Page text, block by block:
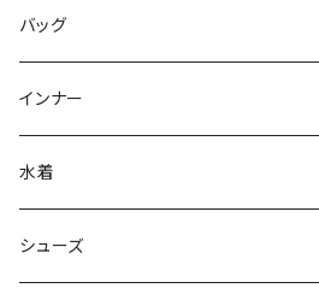
パーカー
スウェット/トレーナー
その他
その他
チュニック
レギンス
その他
オールインワン
その他
その他
スカートスーツ
その他
ミニ/ショート
ミディアム/ミモレ
ロング/マキシ
袖付き
バッグ
サブバッグ
クラッチバッグ
フォーマルバッグ
インナー
ブラ/ブラトップ/ベアトップ
ショーツ
水着
タンキニ
シューズ